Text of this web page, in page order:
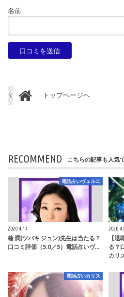
名前
トップページへ
RECOMMEND こちらの記事も人気で
電話占いヴェルニ
2020.4.14
椿 潤(ツバキ ジュン)先生は当たる？
口コミ評価（5.0／5）電話占いヴ…
【
る？
カリ
電話占いカリス